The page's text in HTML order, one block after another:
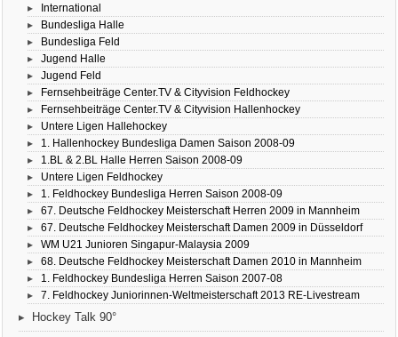
International
Bundesliga Halle
Bundesliga Feld
Jugend Halle
Jugend Feld
Fernsehbeiträge Center.TV & Cityvision Feldhockey
Fernsehbeiträge Center.TV & Cityvision Hallenhockey
Untere Ligen Hallehockey
1. Hallenhockey Bundesliga Damen Saison 2008-09
1.BL & 2.BL Halle Herren Saison 2008-09
Untere Ligen Feldhockey
1. Feldhockey Bundesliga Herren Saison 2008-09
67. Deutsche Feldhockey Meisterschaft Herren 2009 in Mannheim
67. Deutsche Feldhockey Meisterschaft Damen 2009 in Düsseldorf
WM U21 Junioren Singapur-Malaysia 2009
68. Deutsche Feldhockey Meisterschaft Damen 2010 in Mannheim
1. Feldhockey Bundesliga Herren Saison 2007-08
7. Feldhockey Juniorinnen-Weltmeisterschaft 2013 RE-Livestream
Hockey Talk 90°